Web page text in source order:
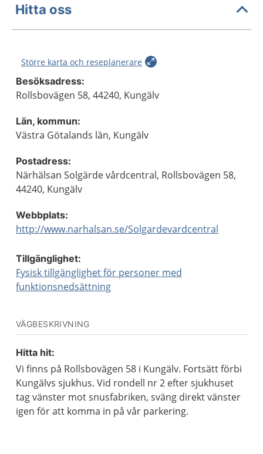
Hitta oss
Större karta och reseplanerare
Besöksadress:
Rollsbovägen 58, 44240, Kungälv
Län, kommun:
Västra Götalands län, Kungälv
Postadress:
Närhälsan Solgärde vårdcentral, Rollsbovägen 58,
44240, Kungälv
Webbplats:
http://www.narhalsan.se/Solgardevardcentral
Tillgänglighet:
Fysisk tillgänglighet för personer med
funktionsnedsättning
VÄGBESKRIVNING
Hitta hit:
Vi finns på Rollsbovägen 58 i Kungälv. Fortsätt förbi
Kungälvs sjukhus. Vid rondell nr 2 efter sjukhuset
tag vänster mot snusfabriken, sväng direkt vänster
igen för att komma in på vår parkering.